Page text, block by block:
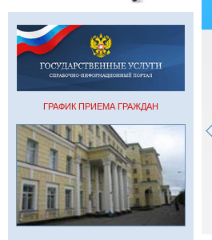
ГРАФИК ПРИЕМА ГРАЖДАН